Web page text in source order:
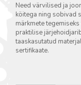
Need värvilised ja
köitega ning sobivad
märkmete
praktilise
taaskasutatud
sertifikaate.